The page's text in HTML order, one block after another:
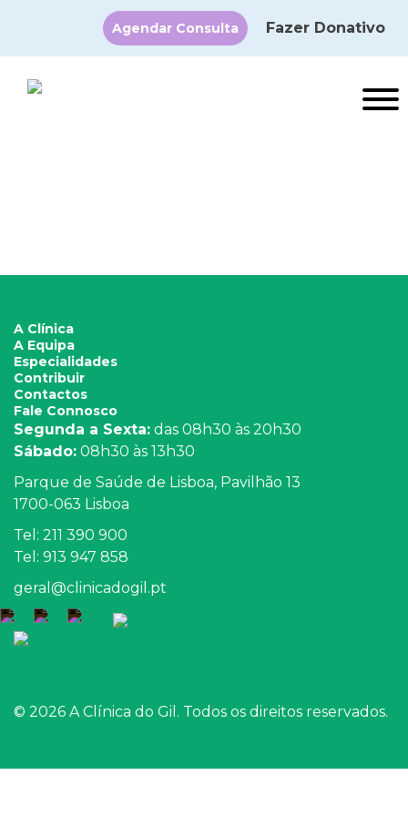
×
Agendar Consulta Fazer Donativo
A Clínica
A Equipa
Especialidades
Contribuir
Contactos
Fale Connosco
Segunda a Sexta: das 08h30 às 20h30
Sábado: 08h30 às 13h30
Parque de Saúde de Lisboa, Pavilhão 13
1700-063 Lisboa
Tel: 211 390 900
Tel: 913 947 858
geral@clinicadogil.pt
© 2026 A Clínica do Gil. Todos os direitos reservados.